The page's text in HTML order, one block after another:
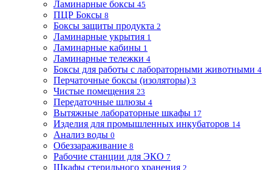
Ламинарные боксы 45
ПЦР Боксы 8
Боксы защиты продукта 2
Ламинарные укрытия 1
Ламинарные кабины 1
Ламинарные тележки 4
Боксы для работы с лабораторными животными 4
Перчаточные боксы (изоляторы) 3
Чистые помещения 23
Передаточные шлюзы 4
Вытяжные лабораторные шкафы 17
Изделия для промышленных инкубаторов 14
Анализ воды 0
Обеззараживание 8
Рабочие станции для ЭКО 7
Шкафы стерильного хранения 2